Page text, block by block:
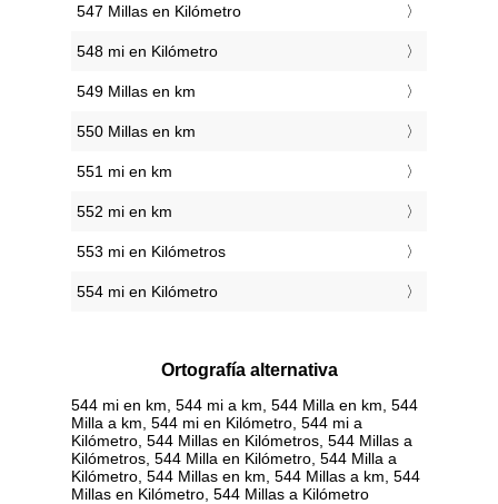
547 Millas en Kilómetro
548 mi en Kilómetro
549 Millas en km
550 Millas en km
551 mi en km
552 mi en km
553 mi en Kilómetros
554 mi en Kilómetro
Ortografía alternativa
544 mi en km, 544 mi a km, 544 Milla en km, 544
Milla a km, 544 mi en Kilómetro, 544 mi a
Kilómetro, 544 Millas en Kilómetros, 544 Millas a
Kilómetros, 544 Milla en Kilómetro, 544 Milla a
Kilómetro, 544 Millas en km, 544 Millas a km, 544
Millas en Kilómetro, 544 Millas a Kilómetro